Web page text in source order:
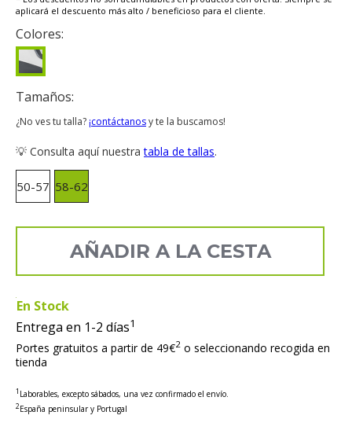
aplicará el descuento más alto / beneficioso para el cliente.
Colores:
Tamaños:
¿No ves tu talla?¡contáctanosy te la buscamos!
💡 Consulta aquí nuestratabla de tallas.
50-57 58-62
AÑADIR A LA CESTA
En Stock
Entrega en 1-2 días1
Portes gratuitos a partir de 49€2 o seleccionando recogida en
tienda
1 Laborables, excepto sábados, una vez confirmado el envío.
2España peninsular y Portugal